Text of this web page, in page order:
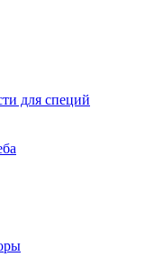
для специй